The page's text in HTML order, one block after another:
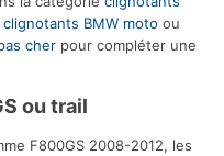
clignotants BMW moto ou
cher pour compléter une
ou trail
F800GS 2008-2012, les